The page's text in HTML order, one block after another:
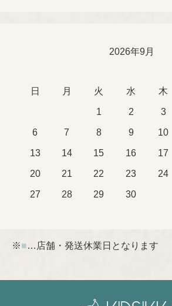
※■…店舗・発送休業日となります
2026年9月
日 月 火 水 木
1 2 3
6 7 8 9 10
13 14 15 16 17
20 21 22 23 24
27 28 29 30